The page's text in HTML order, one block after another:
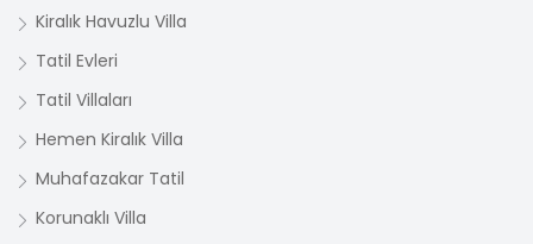
Kiralık Havuzlu Villa
Tatil Evleri
Tatil Villaları
Hemen Kiralık Villa
Muhafazakar Tatil
Korunaklı Villa